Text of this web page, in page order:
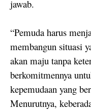
jawab.
“Pemuda harus
membangun situasi
akan maju tanpa
berkomitmennya
kepemudaan yang
Menurutnya,